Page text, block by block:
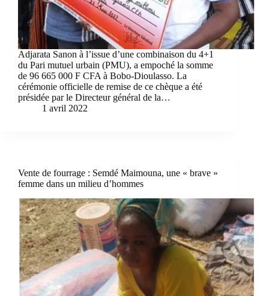
Adjarata Sanon à l’issue d’une combinaison du 4+1
du Pari mutuel urbain (PMU), a empoché la somme
de 96 665 000 F CFA à Bobo-Dioulasso. La
cérémonie officielle de remise de ce chèque a été
présidée par le Directeur général de la…
1 avril 2022
Vente de fourrage : Semdé Maimouna, une « brave »
femme dans un milieu d’hommes